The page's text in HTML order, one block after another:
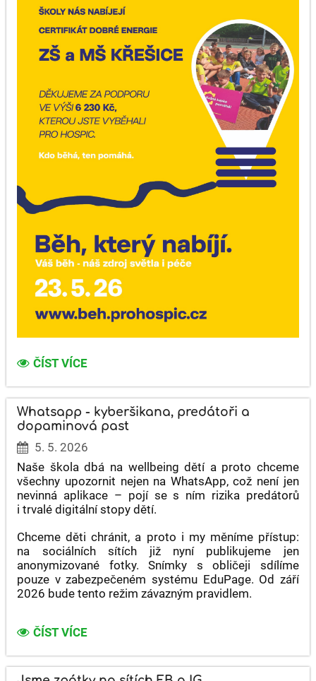
CERTIFIKÁT
ENERGIE
PODĚKOVÁNÍ:
ČÍST VÍCE
Whatsapp - kyberšikana, predátoři a
dopaminová past
5. 5. 2026
Naše škola dbá na wellbeing dětí a proto chceme
všechny upozornit nejen na WhatsApp, což není jen
nevinná aplikace – pojí se s ním rizika predátorů
i trvalé digitální stopy dětí.
Chceme děti chránit, a proto i my měníme přístup:
na sociálních sítích již nyní publikujeme jen
anonymizované fotky. Snímky s obličeji sdílíme
pouze v zabezpečeném systému EduPage. Od září
2026 bude tento režim závazným pravidlem.
WHATSAPP
KYBERŠIKANA,
PREDÁTOŘI
ČÍST VÍCE